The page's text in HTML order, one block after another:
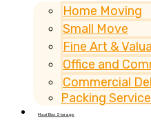
Home Moving
Small Move
Fine Art &
Office and
Commercial
Packing Service
Maxi Box Storage